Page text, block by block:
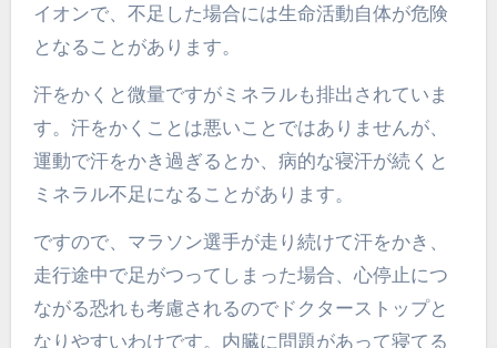
イオンで、不足した場合には生命活動自体が危険
となることがあります。
汗をかくと微量ですがミネラルも排出されていま
す。汗をかくことは悪いことではありませんが、
運動で汗をかき過ぎるとか、病的な寝汗が続くと
ミネラル不足になることがあります。
ですので、マラソン選手が走り続けて汗をかき、
走行途中で足がつってしまった場合、心停止につ
ながる恐れも考慮されるのでドクターストップと
なりやすいわけです。内臓に問題があって寝てる